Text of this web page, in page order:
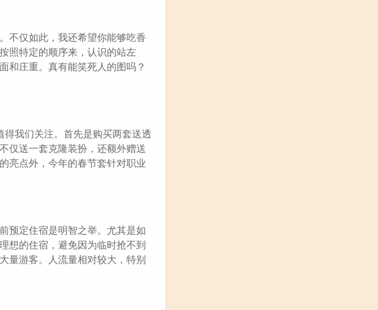
不仅如此，我还希望你能够吃香
照特定的顺序来，认识的站左
和庄重。真有能笑死人的图吗？
我们关注。首先是购买两套送透
仅送一套克隆装扮，还额外赠送
亮点外，今年的春节套针对职业
预定住宿是明智之举。尤其是如
想的住宿，避免因为临时抢不到
量游客。人流量相对较大，特别